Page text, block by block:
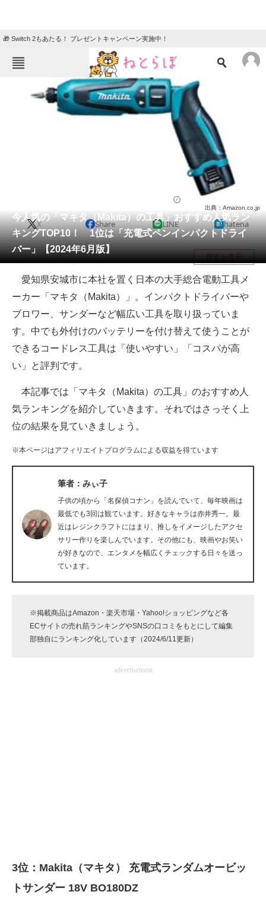
🎁 Switch 2もあたる！ プレゼントキャンペーン実施中！
ねとらぼメニュー
ニュース
会員記事
メディア
注目記事を集めた総合ページ
ITの今と未来を見通す
スマホと通信の最新トレンド
進化するPCとデバイスの未来
好きが集まる 比べて選べる
ビジネスと働き方のヒント
マーケ×ITの今がよく分かる
ITエンジニア向け専門サイト
IT製品の技術・比較・事例
モノづくり技術者専門サイト
今人気の「マキタ（Makita）の工具」おすすめ人気ラン
キングTOP10！ 1位は「充電式ペンインパクトドライ
バー」【2024年6月版】
出典：Amazon.co.jp
X Share LINE hatena
目次を表示
愛知県安城市に本社を置く日本の大手総合電動工具メ
ーカー「マキタ（Makita）」。インパクトドライバーや
ブロワー、サンダーなど幅広い工具を取り扱っていま
す。中でも外付けのバッテリーを付け替えて使うことが
できるコードレス工具は「使いやすい」「コスパが高
い」と評判です。
本記事では「マキタ（Makita）の工具」のおすすめ人
気ランキングを紹介していきます。それではさっそく上
位の結果を見ていきましょう。
※本ページはアフィリエイトプログラムによる収益を得ています
筆者：みぃ子
子供の頃から「名探偵コナン」を読んでいて、毎年映画は
最低でも3回は観ています。好きなキャラは赤井秀一。最
近はレジンクラフトにはまり、推しをイメージしたアクセ
サリー作りを楽しんでいます。その他にも、映画やお笑い
が好きなので、エンタメを幅広くチェックする日々を送っ
ています。
※掲載商品はAmazon・楽天市場・Yahoo!ショッピングなど各
ECサイトの売れ筋ランキングやSNSの口コミをもとにして編集
部独自にランキング化しています（2024/6/11更新）
advertisement
3位：Makita（マキタ） 充電式ランダムオービッ
トサンダー 18V BO180DZ